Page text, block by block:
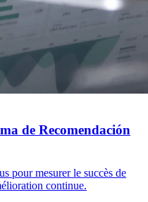
de Recomendación
pour mesurer le succès de
continue.